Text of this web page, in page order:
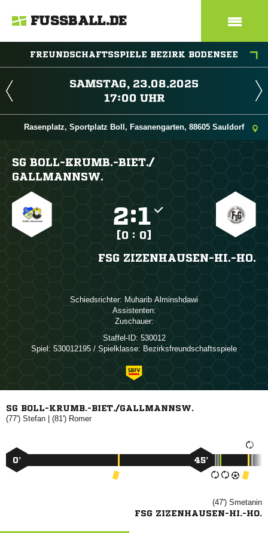
FUSSBALL.DE
FREUNDSCHAFTSSPIELE BEZIRK BODENSEE
 
 
Rasenplatz, Sportplatz Boll, Fasanengarten, 88605 Sauldorf
SG BOLL-KRUMB.-BIET./​
GALLMANNSW.
:
[0 : 0]
FSG ZIZENHAUSEN-HI.-HO.
Schiedsrichter:  
Assistenten:
Zuschauer:
Staffel-ID: 530012
Spiel: 530012195 / Spielklasse: Bezirksfreundschaftsspiele
SG BOLL-KRUMB.-BIET./GALLMANNSW.
(77')  | (81') 
0’ 45’
(47') 
FSG ZIZENHAUSEN-HI.-HO.